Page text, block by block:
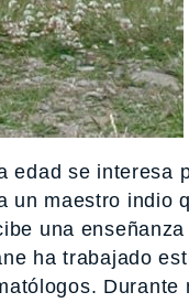
edad se interesa
maestro indio
una enseñanza
ha trabajado
Durante